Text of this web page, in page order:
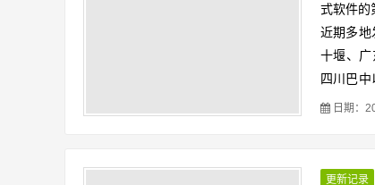
式软件的
近期多地
十堰、广
四川巴
版公式，
日期：
更新记录